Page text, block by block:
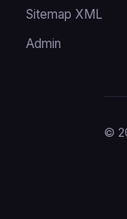
Sitemap XML
Admin
©